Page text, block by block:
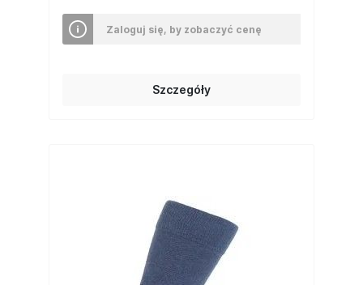
Zaloguj się, by zobaczyć cenę
Szczegóły